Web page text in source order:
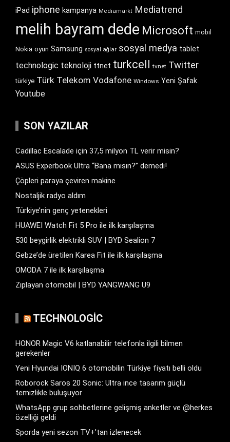
iPad iphone kampanya Mediamarkt Mediatrend
melih bayram dede Microsoft mobil
Nokia oyun Samsung sosyal ağlar sosyal medya tablet
technologic teknoloji ttnet turkcell tvnet Twitter
türkiye Türk Telekom Vodafone Windows Yeni Şafak
Youtube
SON YAZILAR
Cadillac Escalade için 37,5 milyon TL verir misin?
ASUS Experbook Ultra “Bana mısın?” demedi!
Çöpleri paraya çeviren makine
Nostaljik radyo aldım
Türkiye’nin genç yetenekleri
HUAWEI Watch Fit 5 Pro ile ilk karşılaşma
530 beygirlik elektrikli SUV | BYD Sealion 7
Gebze’de üretilen Karea Fit ile ilk karşılaşma
OMODA 7 ile ilk karşılaşma
Zıplayan otomobil | BYD YANGWANG U9
TECHNOLOGIC
HONOR Magic V6 katlanabilir telefonla ilgili bilmen
gerekenler
Yeni Hyundai IONIQ 6 otomobilin Türkiye fiyatı belli oldu
Roborock Saros 20 Sonic: Ultra ince tasarım güçlü
temizlikle buluşuyor
WhatsApp grup sohbetlerine gelişmiş anketler ve @herkes
özelliği geldi
Sporda yeni sezon TV+’tan izlenecek